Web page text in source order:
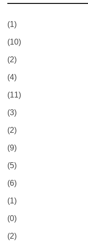
(1)
(10)
(2)
(4)
(11)
(3)
(2)
(9)
(5)
(6)
(1)
(0)
(2)